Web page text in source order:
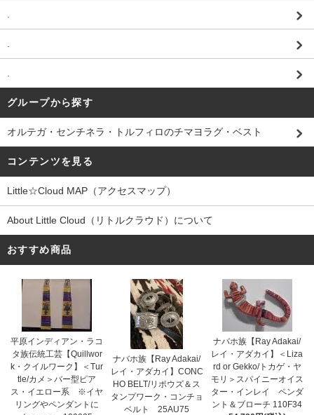
.
.
.
グループから探す
オルテガ・センチネラ・トルフィロのチマヨラグ・ベスト
コンテンツを見る
Little☆Cloud MAP（アクセスマップ）
About Little Cloud（リトルクラウド）について
おすすめ商品
平原インディアン・ラコ
タ族伝統工芸【Quillwor
k・クイルワーク】＜Tur
tle/カメ＞バー型ピア
ス・イエロー系 ※イヤ
リングやペンダントに
ナバホ族【Ray Adakai/
レイ・アダカイ】CONC
HO BELT/リポウズ＆ス
タンプワーク・コンチョ
ベルト 25AU75
ナバホ族【Ray Adakai/
レイ・アダカイ】＜Liza
rd or Gekko/トカゲ・ヤ
モリ＞スパイニーオイス
ター・インレイ ペンダ
ント＆ブローチ 110F34